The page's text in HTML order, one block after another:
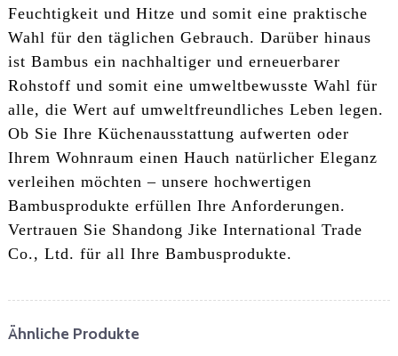
Feuchtigkeit und Hitze und somit eine praktische
Wahl für den täglichen Gebrauch. Darüber hinaus
ist Bambus ein nachhaltiger und erneuerbarer
Rohstoff und somit eine umweltbewusste Wahl für
alle, die Wert auf umweltfreundliches Leben legen.
Ob Sie Ihre Küchenausstattung aufwerten oder
Ihrem Wohnraum einen Hauch natürlicher Eleganz
verleihen möchten – unsere hochwertigen
Bambusprodukte erfüllen Ihre Anforderungen.
Vertrauen Sie Shandong Jike International Trade
Co., Ltd. für all Ihre Bambusprodukte.
Ähnliche Produkte